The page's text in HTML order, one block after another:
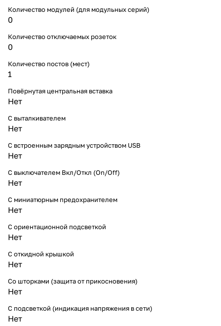
Количество модулей (для модульных серий)
0
Количество отключаемых розеток
0
Количество постов (мест)
1
Повёрнутая центральная вставка
Нет
С выталкивателем
Нет
С встроенным зарядным устройством USB
Нет
С выключателем Вкл/Откл (On/Off)
Нет
С миниатюрным предохранителем
Нет
С ориентационной подсветкой
Нет
С откидной крышкой
Нет
Со шторками (защита от прикосновения)
Нет
С подсветкой (индикация напряжения в сети)
Нет